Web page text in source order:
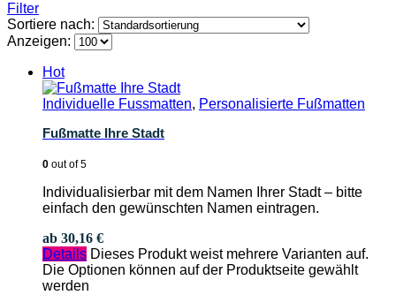
Filter
Sortiere nach:
Anzeigen:
Hot
Individuelle Fussmatten, Personalisierte Fußmatten
Fußmatte Ihre Stadt
0 out of 5
Individualisierbar mit dem Namen Ihrer Stadt – bitte
einfach den gewünschten Namen eintragen.
ab 30,16 €
Details Dieses Produkt weist mehrere Varianten auf.
Die Optionen können auf der Produktseite gewählt
werden